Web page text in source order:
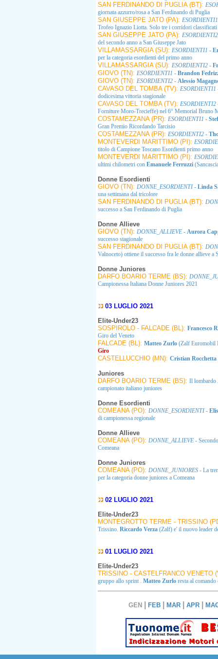
SAN FERDINANDO DI PUGLIA (BT):
giornata azzurro/rosa a San Ferdinando di Puglia
SAN GIUSEPPE JATO (PA): ESORDIENTI1
Trofeo Ignazio Liotta. Solo tre i corridori classificati
SAN GIUSEPPE JATO (PA): ESORDIENTI2
del secondo anno a San Giuseppe Jato
VILLAMASSARGIA (SU): ESORDIENTI1 -
per la categoria esordienti del primo anno
VILLAMASSARGIA (SU): ESORDIENTI2 -
GIOVO (TN): ESORDIENTI1 - Brandon
GIOVO (TN): ESORDIENTI2 - Alessio
CAVASO DEL TOMBA (TV): ESORDIENTI1
dodicesima vittoria stagionale
CAVASO DEL TOMBA (TV): ESORDIENTI2
Forniture Moro-Trecieffe) nel 6° Memorial Bruno
COSTAMEZZANA (PR): ESORDIENTI1 -
Gran Premio Ricordando Tarcisio
COSTAMEZZANA (PR): ESORDIENTI2 -
MONTEVERDI MARITTIMO (PI):
titolo di Campione Toscano Esordienti primo anno
MONTEVERDI MARITTIMO (PI):
ultimi chilometri con Emanuele Ferruzzi
Donne Esordienti
GIOVO (TN): DONNE_ESORDIENTI- Linda
una settimana dal tricolore
SAN FERDINANDO DI PUGLIA (BT):
successo a San Ferdinando di Puglia
Donne Allieve
GIOVO (TN): DONNE_ALLIEVE - Aurora
successo stagionale
SAN FERDINANDO DI PUGLIA (BT):
Valnoceto) ottiene il successo fra le donne allieve a
Donne Juniores
DARFO BOARIO TERME (BS):
Campionessa Italiana Donne Juniores 2021
03 LUGLIO 2021
Elite-Under23
SOSPIROLO - FALCADE (BL): Francesco
Giro del Veneto
FALCADE (BL): Matteo Zurlo (Zalf Euromobil
Giro
CASTELLUCCHIO (MN): Cristian Rocchetta
Juniores
DARFO BOARIO TERME (BS): Il lombardo
campionato italiano juniores
Donne Esordienti
COMEANA (PO): DONNE_ESORDIENTI-
di campionessa regionale
Donne Allieve
COMEANA (PO): DONNE_ALLIEVE -
Comeana
Donne Juniores
COMEANA (PO): DONNE_JUNIORES - La
per la categoria donne juniores a Comeana
02 LUGLIO 2021
Elite-Under23
MONTEGROTTO TERME - TRISSINO
Trissino. Riccardo Verza (Zalf) e' il nuovo leader
01 LUGLIO 2021
Elite-Under23
TRISSINO - CASTELFRANCO VENETO
gruppo allo sprint . Matteo Zurlo resta al
GEN FEB MAR APR